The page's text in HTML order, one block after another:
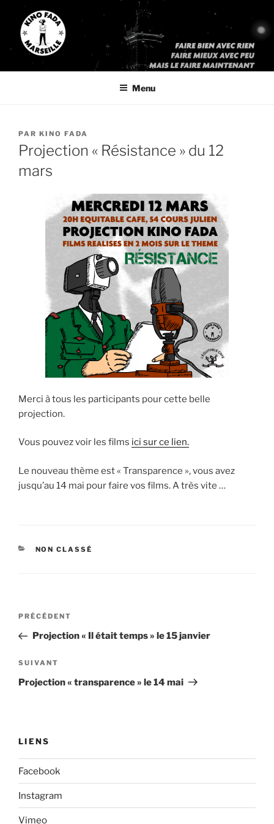
contenu
principal
KINO FADA
« Faites bien avec rien, faites mieux avec peu, mais faites le
Menu
PUBLIÉ
LE
PAR KINO FADA
Projection « Résistance » du 12
mars
Merci à tous les participants pour cette belle
projection.
Vous pouvez voir les films ici sur ce lien.
Le nouveau thème est « Transparence », vous avez
jusqu’au 14 mai pour faire vos films. A très vite …
CATÉGORIES
NON CLASSÉ
Navigation
l’article
Article
précédent
PRÉCÉDENT
Projection « Il était temps » le 15 janvier
Article
suivant
SUIVANT
Projection « transparence » le 14 mai
LIENS
Facebook
Instagram
Vimeo